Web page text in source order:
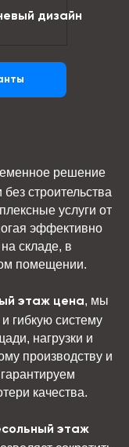
дизайн
решение
строительства
услуги от
эффективно
складе, в
помещении.
этаж цена, мы
гибкую систему
нагрузки и
производству и
качества.
этаж